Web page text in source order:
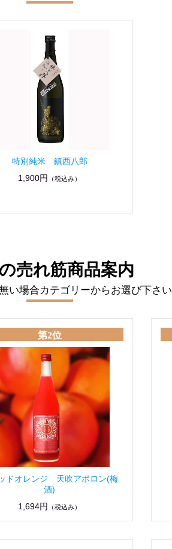
特別純米 鎮西八郎
1,900円
（税込み）
売れ筋商品案内
い場合カテゴリーからお選び下さい
第2位
ドオレンジ 天吹アポロン(梅
酒)
1,694円
（税込み）